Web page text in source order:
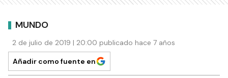
MUNDO
2 de julio de 2019 | 20:00 publicado hace 7 años
Añadir como fuente en